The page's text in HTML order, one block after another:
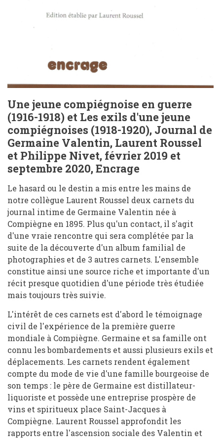
Une jeune compiégnoise en guerre
(1916-1918) et Les exils d'une jeune
compiégnoises (1918-1920), Journal de
Germaine Valentin, Laurent Roussel
et Philippe Nivet, février 2019 et
septembre 2020, Encrage
Le hasard ou le destin a mis entre les mains de
notre collègue Laurent Roussel deux carnets du
journal intime de Germaine Valentin née à
Compiègne en 1895. Plus qu'un contact, il s'agit
d'une vraie rencontre qui sera complétée par la
suite de la découverte d'un album familial de
photographies et de 3 autres carnets. L'ensemble
constitue ainsi une source riche et importante d'un
récit presque quotidien d'une période très étudiée
mais toujours très suivie.
L'intérêt de ces carnets est d'abord le témoignage
civil de l'expérience de la première guerre
mondiale à Compiègne. Germaine et sa famille ont
connu les bombardements et aussi plusieurs exils et
déplacements. Les carnets rendent également
compte du mode de vie d'une famille bourgeoise de
son temps : le père de Germaine est distillateur-
liquoriste et possède une entreprise prospère de
vins et spiritueux place Saint-Jacques à
Compiègne. Laurent Roussel approfondit les
rapports entre l'ascension sociale des Valentin et